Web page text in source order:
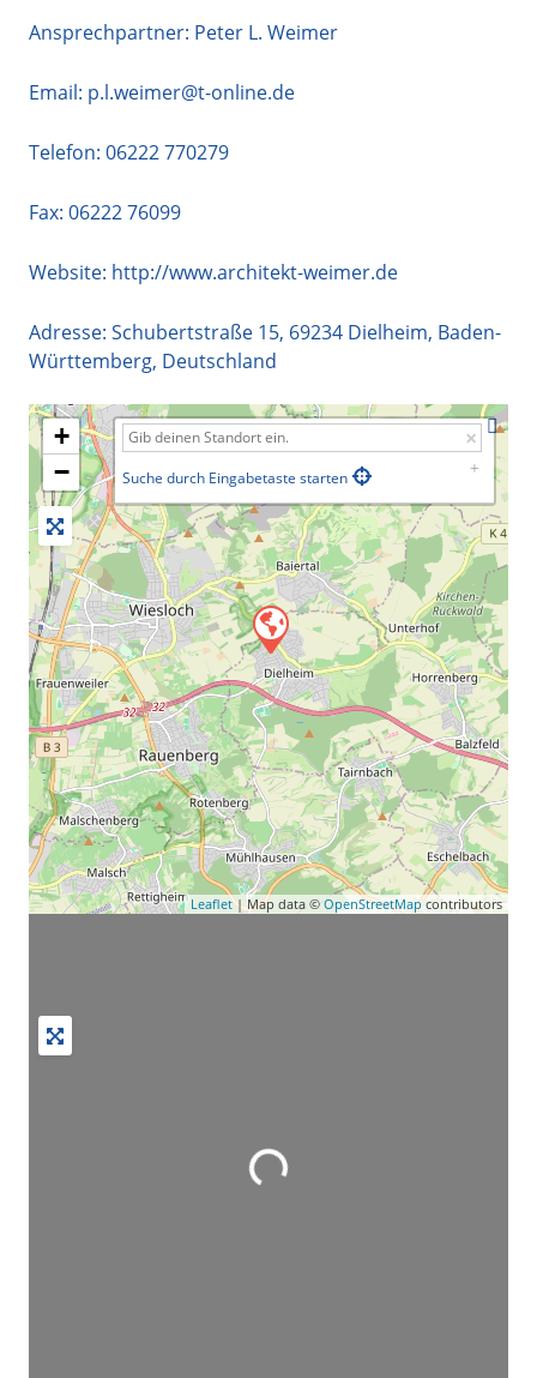
Ansprechpartner: Peter L. Weimer
Email: p.l.weimer@t-online.de
Telefon: 06222 770279
Fax: 06222 76099
Website: http://www.architekt-weimer.de
Adresse: Schubertstraße 15, 69234 Dielheim, Baden-
Württemberg, Deutschland
+
−
Suche durch Eingabetaste starten
Leaflet | Map data © OpenStreetMapcontributors
Wird geladen …